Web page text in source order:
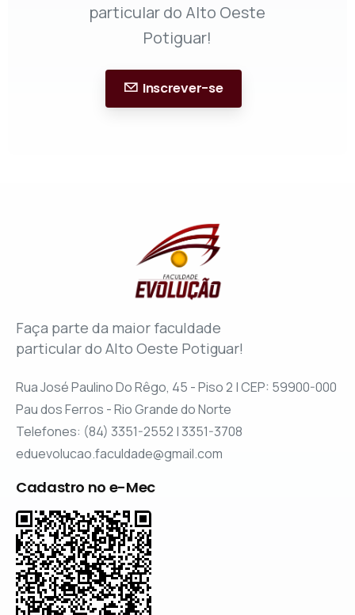
particular do Alto Oeste
Potiguar!
Inscrever-se
Faça parte da maior faculdade
particular do Alto Oeste Potiguar!
Rua José Paulino Do Rêgo, 45 - Piso 2 | CEP: 59900-000
Pau dos Ferros - Rio Grande do Norte
Telefones: (84) 3351-2552 | 3351-3708
eduevolucao.faculdade@gmail.com
Cadastro no e-Mec